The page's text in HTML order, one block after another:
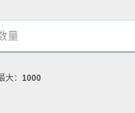
大： 1000